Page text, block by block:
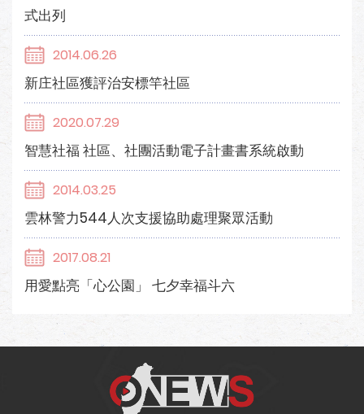
式出列
2014.06.26
新庄社區獲評治安標竿社區
2020.07.29
智慧社福 社區、社團活動電子計畫書系統啟動
2014.03.25
雲林警力544人次支援協助處理聚眾活動
2017.08.21
用愛點亮「心公園」 七夕幸福斗六